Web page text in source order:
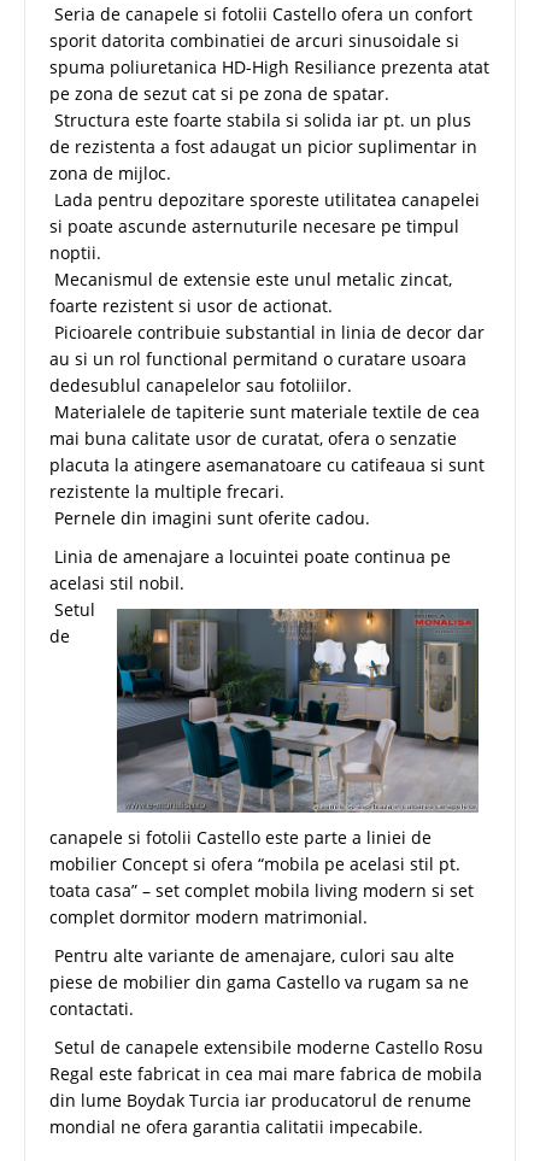
Seria de canapele si fotolii Castello ofera un confort
sporit datorita combinatiei de arcuri sinusoidale si
spuma poliuretanica HD-High Resiliance prezenta atat
pe zona de sezut cat si pe zona de spatar.
Structura este foarte stabila si solida iar pt. un plus
de rezistenta a fost adaugat un picior suplimentar in
zona de mijloc.
Lada pentru depozitare sporeste utilitatea canapelei
si poate ascunde asternuturile necesare pe timpul
noptii.
Mecanismul de extensie este unul metalic zincat,
foarte rezistent si usor de actionat.
Picioarele contribuie substantial in linia de decor dar
au si un rol functional permitand o curatare usoara
dedesublul canapelelor sau fotoliilor.
Materialele de tapiterie sunt materiale textile de cea
mai buna calitate usor de curatat, ofera o senzatie
placuta la atingere asemanatoare cu catifeaua si sunt
rezistente la multiple frecari.
Pernele din imagini sunt oferite cadou.
Linia de amenajare a locuintei poate continua pe
acelasi stil nobil.
Setul
de
canapele si fotolii Castello este parte a liniei de
mobilier Concept si ofera “mobila pe acelasi stil pt.
toata casa” – set complet mobila living modern si set
complet dormitor modern matrimonial.
Pentru alte variante de amenajare, culori sau alte
piese de mobilier din gama Castello va rugam sa ne
contactati.
Setul de canapele extensibile moderne Castello Rosu
Regal este fabricat in cea mai mare fabrica de mobila
din lume Boydak Turcia iar producatorul de renume
mondial ne ofera garantia calitatii impecabile.